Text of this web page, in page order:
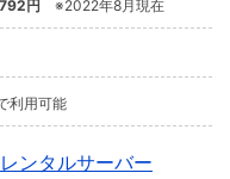
円 ※2022年8月現在
利用可能
ンタルサーバー